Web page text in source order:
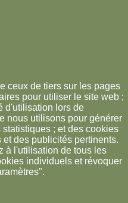
ceux de tiers sur les pages
pour utiliser le site web ;
d'utilisation lors de
nous utilisons pour générer
; et des cookies
des publicités pertinents.
à l'utilisation de tous les
individuels et révoquer